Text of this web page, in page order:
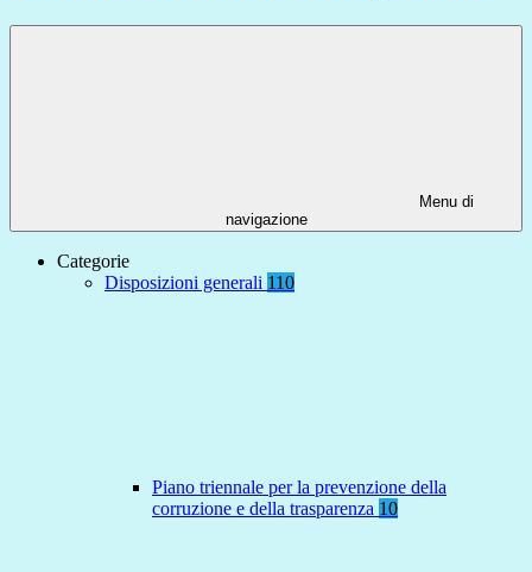
Menu di
navigazione
Categorie
Disposizioni generali 110
Piano triennale per la prevenzione della
corruzione e della trasparenza 10